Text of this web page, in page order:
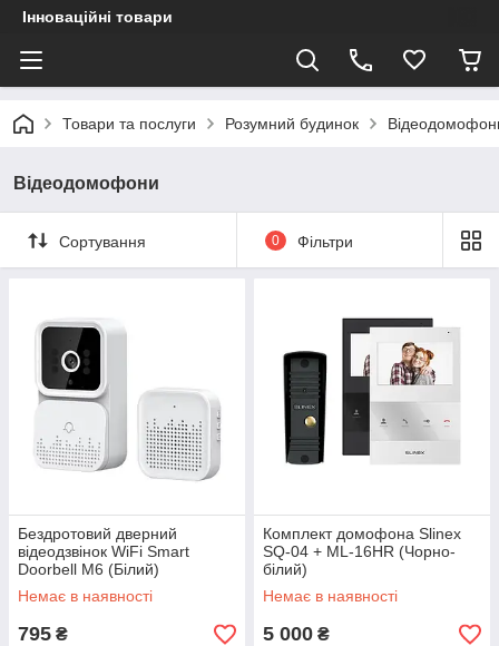
Інноваційні товари
Товари та послуги Розумний будинок
Відеодомофони
Сортування 0 Фільтри
Бездротовий дверний
відеодзвінок WiFi Smart
Doorbell M6 (Білий)
Немає в наявності
795 ₴
Комплект домофона Slinex
SQ-04 + ML-16HR (Чорно-
білий)
Немає в наявності
5 000 ₴